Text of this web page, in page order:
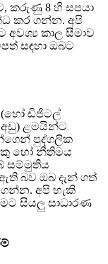
කරුණු 8 හි සපයා
කර ගන්න. අපි
අවශ්‍ය කාල සීමාව
සඳහා ඔබට
(හෝ ඩිජිටල්
අඩු) ළමයින්ට
පුද්ගලික
හෝ නීතිමය
සම්මුතිය
බව ඔබ දැන් ගත්
අපි හැකි
සියලු සාධාරණ